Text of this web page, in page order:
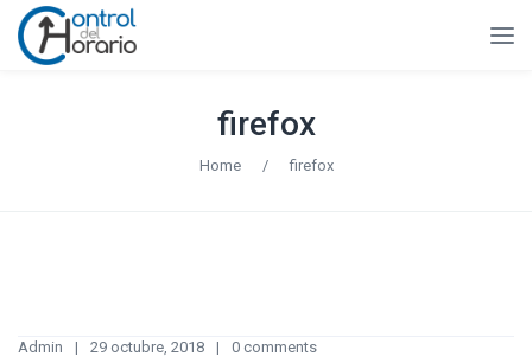
firefox
Home / firefox
Admin 29 octubre, 2018 0 comments